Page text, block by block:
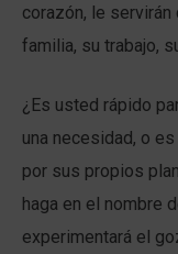
corazón, le
familia, su trabajo,
¿Es usted rápido
una necesidad, o
por sus propios
haga en el nombre
experimentará el